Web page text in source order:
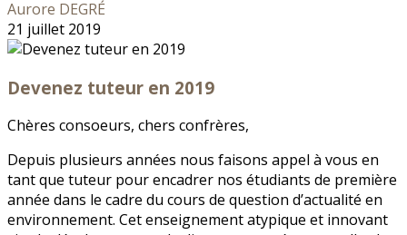
Aurore DEGRÉ
21 juillet 2019
Devenez tuteur en 2019
Chères consoeurs, chers confrères,
Depuis plusieurs années nous faisons appel à vous en
tant que tuteur pour encadrer nos étudiants de première
année dans le cadre du cours de question d’actualité en
environnement. Cet enseignement atypique et innovant